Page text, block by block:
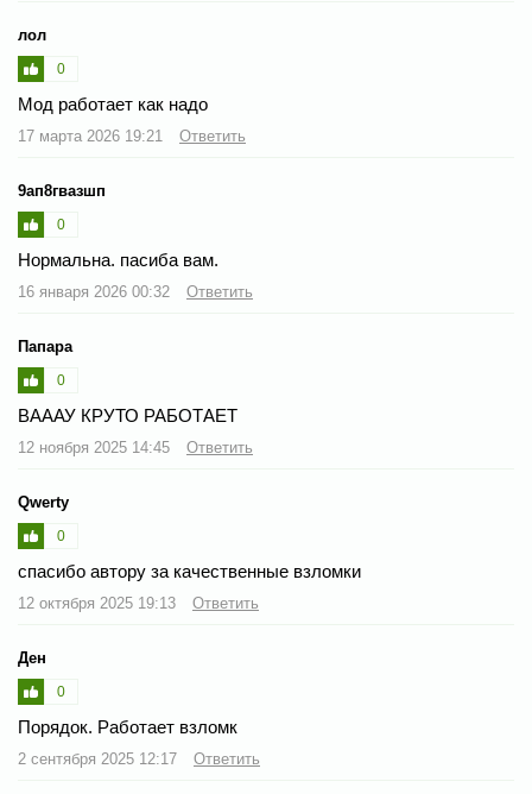
лол
0
Мод работает как надо
17 марта 2026 19:21 Ответить
9ап8гвазшп
0
Нормальна. пасиба вам.
16 января 2026 00:32 Ответить
Папара
0
ВАААУ КРУТО РАБОТАЕТ
12 ноября 2025 14:45 Ответить
Qwerty
0
спасибо автору за качественные взломки
12 октября 2025 19:13 Ответить
Ден
0
Порядок. Работает взломк
2 сентября 2025 12:17 Ответить